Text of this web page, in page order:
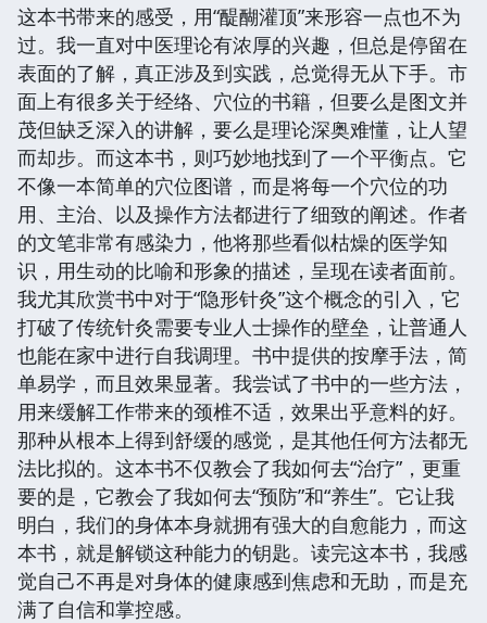
这本书带来的感受，用“醍醐灌顶”来形容一点也不为
过。我一直对中医理论有浓厚的兴趣，但总是停留在
表面的了解，真正涉及到实践，总觉得无从下手。市
面上有很多关于经络、穴位的书籍，但要么是图文并
茂但缺乏深入的讲解，要么是理论深奥难懂，让人望
而却步。而这本书，则巧妙地找到了一个平衡点。它
不像一本简单的穴位图谱，而是将每一个穴位的功
用、主治、以及操作方法都进行了细致的阐述。作者
的文笔非常有感染力，他将那些看似枯燥的医学知
识，用生动的比喻和形象的描述，呈现在读者面前。
我尤其欣赏书中对于“隐形针灸”这个概念的引入，它
打破了传统针灸需要专业人士操作的壁垒，让普通人
也能在家中进行自我调理。书中提供的按摩手法，简
单易学，而且效果显著。我尝试了书中的一些方法，
用来缓解工作带来的颈椎不适，效果出乎意料的好。
那种从根本上得到舒缓的感觉，是其他任何方法都无
法比拟的。这本书不仅教会了我如何去“治疗”，更重
要的是，它教会了我如何去“预防”和“养生”。它让我
明白，我们的身体本身就拥有强大的自愈能力，而这
本书，就是解锁这种能力的钥匙。读完这本书，我感
觉自己不再是对身体的健康感到焦虑和无助，而是充
满了自信和掌控感。